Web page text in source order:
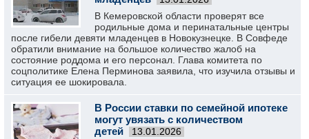
В Кемеровской области проверят все
родильные дома и перинатальные центры
после гибели девяти младенцев в Новокузнецке. В Совфеде
обратили внимание на большое количество жалоб на
состояние роддома и его персонал. Глава комитета по
соцполитике Елена Перминова заявила, что изучила отзывы и
ситуация ее шокировала.
В России ставки по семейной ипотеке
могут увязать с количеством
детей
13.01.2026